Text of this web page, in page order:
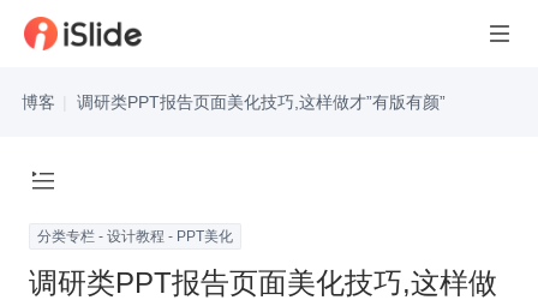
博客 调研类PPT报告页面美化技巧,这样做才”有版有颜”
分类专栏 - 设计教程 - PPT美化
调研类PPT报告页面美化技巧,这样做